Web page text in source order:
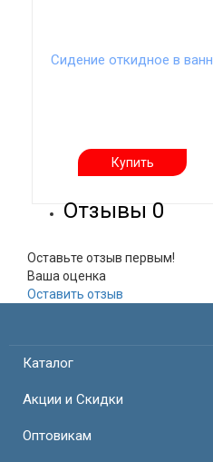
Сидение откидное в
Купить
Отзывы 0
Оставьте отзыв первым!
Ваша оценка
Оставить отзыв
Каталог
Акции и Скидки
Оптовикам